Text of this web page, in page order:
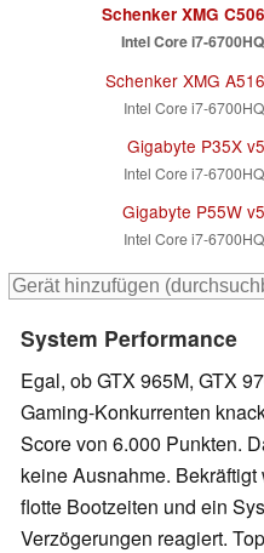
Schenker XMG C506
Intel Core i7-6700HQ
Schenker XMG A516
Intel Core i7-6700HQ
Gigabyte P35X v5
Intel Core i7-6700HQ
Gigabyte P55W v5
Intel Core i7-6700HQ
System Performance
Egal, ob GTX 965M, GTX
Gaming-Konkurrenten
Score von 6.000 Punkten.
keine Ausnahme.
flotte Bootzeiten und ein
Verzögerungen reagiert.